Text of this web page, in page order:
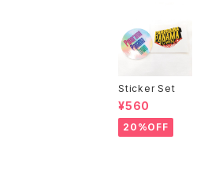
Sticker Set
¥560
20%OFF